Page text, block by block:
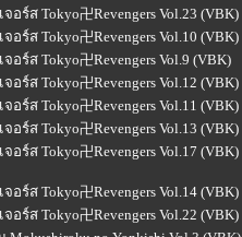
อร์ส Tokyo卍Revengers Vol.23 (VBK)
อร์ส Tokyo卍Revengers Vol.10 (VBK)
อร์ส Tokyo卍Revengers Vol.9 (VBK)
อร์ส Tokyo卍Revengers Vol.12 (VBK)
อร์ส Tokyo卍Revengers Vol.11 (VBK)
อร์ส Tokyo卍Revengers Vol.13 (VBK)
อร์ส Tokyo卍Revengers Vol.17 (VBK)
อร์ส Tokyo卍Revengers Vol.14 (VBK)
อร์ส Tokyo卍Revengers Vol.22 (VBK)